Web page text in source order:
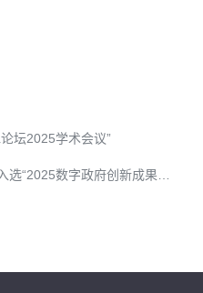
坛2025学术会议”
数字政府创新成果与实践案例”